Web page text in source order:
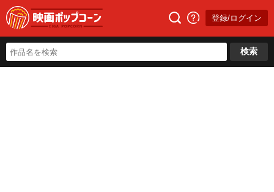
登録/ログイン
検索